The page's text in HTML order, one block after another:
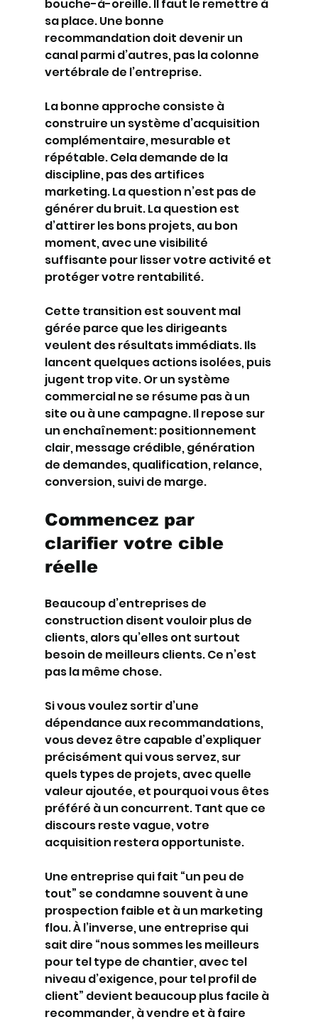
bouche-à-oreille. Il faut le remettre à
sa place. Une bonne
recommandation doit devenir un
canal parmi d’autres, pas la colonne
vertébrale de l’entreprise.
La bonne approche consiste à
construire un système d’acquisition
complémentaire, mesurable et
répétable. Cela demande de la
discipline, pas des artifices
marketing. La question n’est pas de
générer du bruit. La question est
d’attirer les bons projets, au bon
moment, avec une visibilité
suffisante pour lisser votre activité et
protéger votre rentabilité.
Cette transition est souvent mal
gérée parce que les dirigeants
veulent des résultats immédiats. Ils
lancent quelques actions isolées, puis
jugent trop vite. Or un système
commercial ne se résume pas à un
site ou à une campagne. Il repose sur
un enchaînement: positionnement
clair, message crédible, génération
de demandes, qualification, relance,
conversion, suivi de marge.
Commencez par
clarifier votre cible
réelle
Beaucoup d’entreprises de
construction disent vouloir plus de
clients, alors qu’elles ont surtout
besoin de meilleurs clients. Ce n’est
pas la même chose.
Si vous voulez sortir d’une
dépendance aux recommandations,
vous devez être capable d’expliquer
précisément qui vous servez, sur
quels types de projets, avec quelle
valeur ajoutée, et pourquoi vous êtes
préféré à un concurrent. Tant que ce
discours reste vague, votre
acquisition restera opportuniste.
Une entreprise qui fait “un peu de
tout” se condamne souvent à une
prospection faible et à un marketing
flou. À l’inverse, une entreprise qui
sait dire “nous sommes les meilleurs
pour tel type de chantier, avec tel
niveau d’exigence, pour tel profil de
client” devient beaucoup plus facile à
recommander, à vendre et à faire